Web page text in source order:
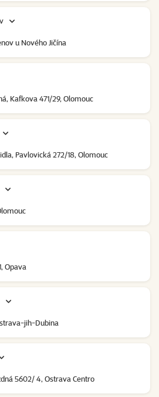
u Nového Jičína
Kafkova 471/29, Olomouc
Pavlovická 272/18, Olomouc
Opava
jih-Dubina
5602/ 4, Ostrava Centro